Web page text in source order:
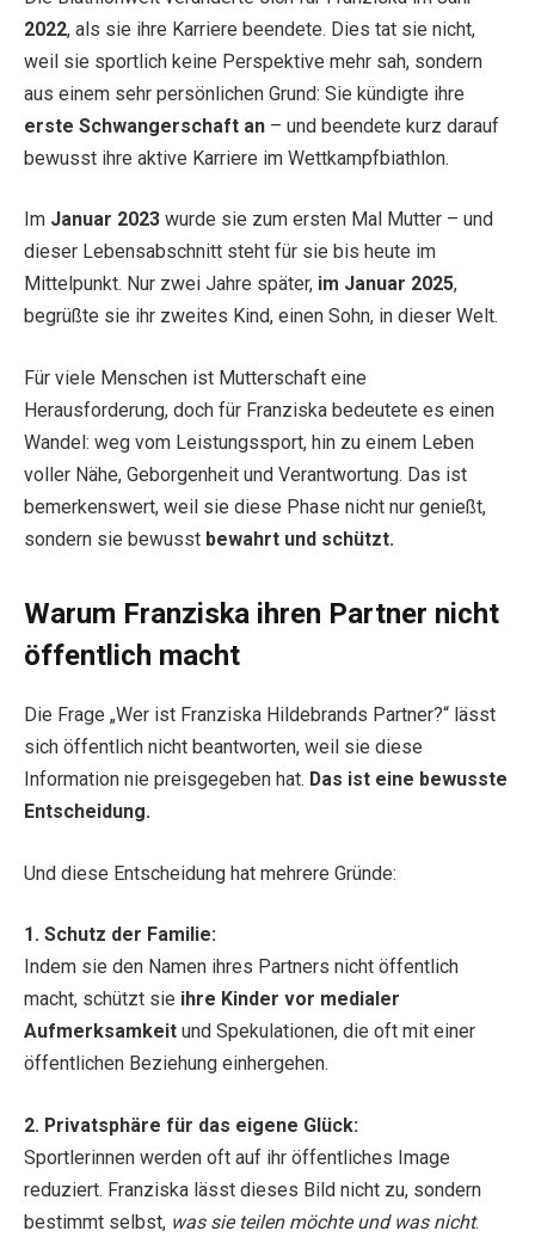
2022, als sie ihre Karriere beendete. Dies tat sie nicht,
weil sie sportlich keine Perspektive mehr sah, sondern
aus einem sehr persönlichen Grund: Sie kündigte ihre
erste Schwangerschaft an – und beendete kurz darauf
bewusst ihre aktive Karriere im Wettkampfbiathlon.
Im Januar 2023 wurde sie zum ersten Mal Mutter – und
dieser Lebensabschnitt steht für sie bis heute im
Mittelpunkt. Nur zwei Jahre später, im Januar 2025,
begrüßte sie ihr zweites Kind, einen Sohn, in dieser Welt.
Für viele Menschen ist Mutterschaft eine
Herausforderung, doch für Franziska bedeutete es einen
Wandel: weg vom Leistungssport, hin zu einem Leben
voller Nähe, Geborgenheit und Verantwortung. Das ist
bemerkenswert, weil sie diese Phase nicht nur genießt,
sondern sie bewusst bewahrt und schützt.
Warum Franziska ihren Partner nicht
öffentlich macht
Die Frage „Wer ist Franziska Hildebrands Partner?“ lässt
sich öffentlich nicht beantworten, weil sie diese
Information nie preisgegeben hat. Das ist eine bewusste
Entscheidung.
Und diese Entscheidung hat mehrere Gründe:
1. Schutz der Familie:
Indem sie den Namen ihres Partners nicht öffentlich
macht, schützt sie ihre Kinder vor medialer
Aufmerksamkeit und Spekulationen, die oft mit einer
öffentlichen Beziehung einhergehen.
2. Privatsphäre für das eigene Glück:
Sportlerinnen werden oft auf ihr öffentliches Image
reduziert. Franziska lässt dieses Bild nicht zu, sondern
bestimmt selbst, was sie teilen möchte und was nicht.